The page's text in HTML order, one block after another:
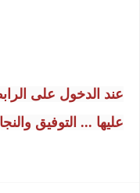
عند الدخول على
عليها ... التوفيق